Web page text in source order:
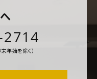
年始を除く）